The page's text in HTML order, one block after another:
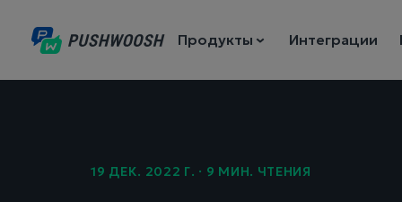
Продукты Интеграции
19 ДЕК. 2022 Г. · 9 МИН. ЧТЕНИЯ